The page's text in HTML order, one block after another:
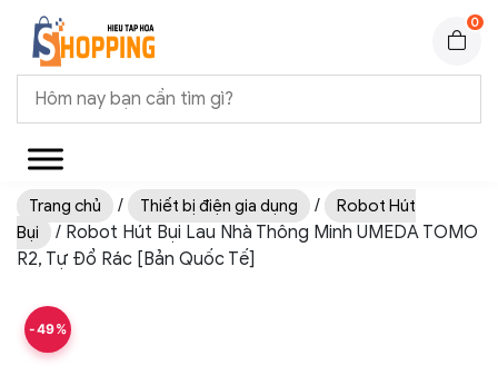
0
Trang chủ / Thiết bị điện gia dụng /
Robot Hút
Bụi
/ Robot Hút Bụi Lau Nhà Thông Minh UMEDA TOMO
R2, Tự Đổ Rác [Bản Quốc Tế]
-49%